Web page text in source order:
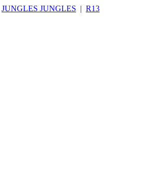
JUNGLES JUNGLES | R13